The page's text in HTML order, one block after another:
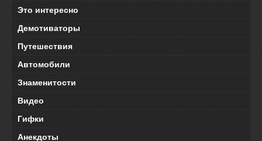
Это интересно
Демотиваторы
Путешествия
Автомобили
Знаменитости
Видео
Гифки
Анекдоты